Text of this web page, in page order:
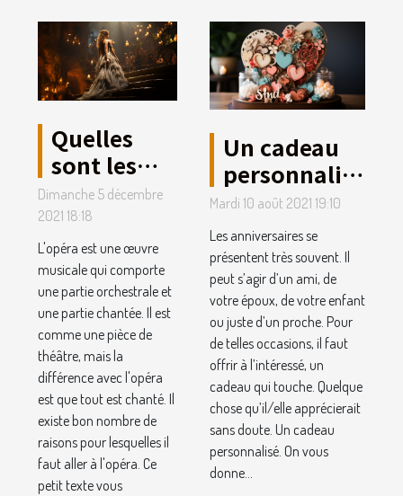
Quelles
sont les
raisons
pour
lesquelles
il faut aller
à l'opéra ?
Dimanche 5 décembre
2021 18:18
L'opéra est une œuvre
musicale qui comporte
une partie orchestrale et
une partie chantée. Il est
comme une pièce de
théâtre, mais la
différence avec l'opéra
est que tout est chanté. Il
existe bon nombre de
raisons pour lesquelles il
faut aller à l'opéra. Ce
petit texte vous
Un cadeau
personnalisé
en bois à
offrir pour
un
anniversaire
Mardi 10 août 2021 19:10
Les anniversaires se
présentent très souvent. Il
peut s’agir d’un ami, de
votre époux, de votre enfant
ou juste d’un proche. Pour
de telles occasions, il faut
offrir à l’intéressé, un
cadeau qui touche. Quelque
chose qu’il/elle apprécierait
sans doute. Un cadeau
personnalisé. On vous
donne...